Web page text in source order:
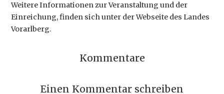
Weitere Informationen zur Veranstaltung und der
Einreichung, finden sich unter der Webseite des Landes
Vorarlberg.
Kommentare
Einen Kommentar schreiben